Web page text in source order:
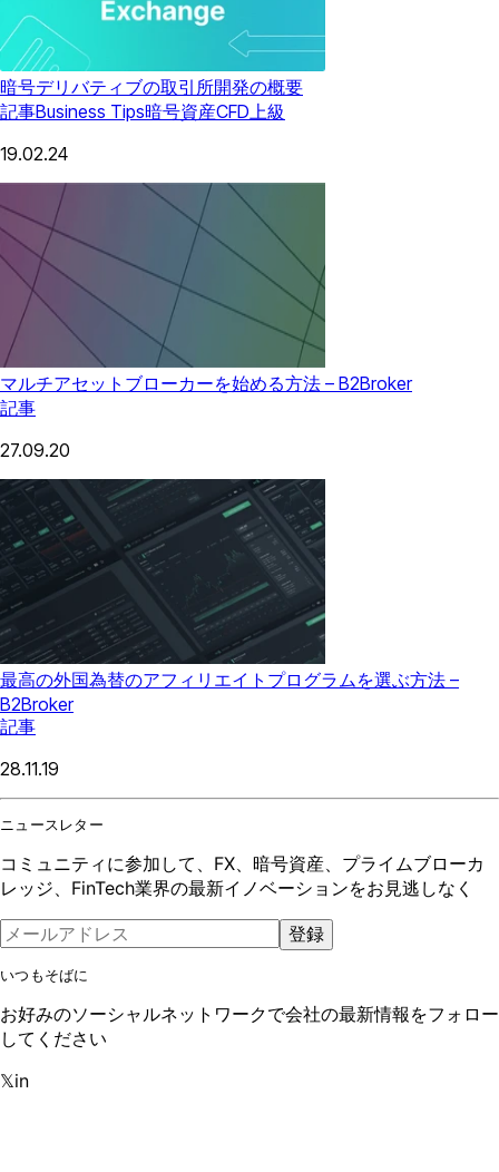
暗号デリバティブの取引所開発の概要
記事Business Tips暗号資産CFD上級
19.02.24
マルチアセットブローカーを始める方法 – B2Broker
記事
27.09.20
最高の外国為替のアフィリエイトプログラムを選ぶ方法 –
B2Broker
記事
28.11.19
ニュースレター
コミュニティに参加して、FX、暗号資産、プライムブローカ
レッジ、FinTech業界の最新イノベーションをお見逃しなく
登録
いつもそばに
お好みのソーシャルネットワークで会社の最新情報をフォロー
してください
𝕏in